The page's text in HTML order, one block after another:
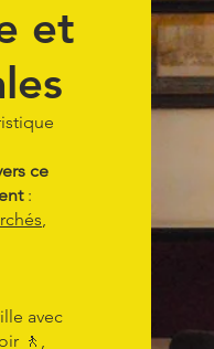
et
ce
:
,
avec
🚶,